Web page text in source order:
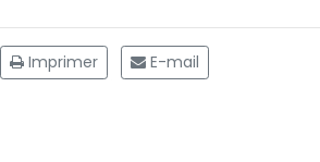
Imprimer E-mail